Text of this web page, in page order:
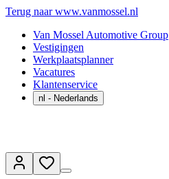
Terug naar www.vanmossel.nl
Van Mossel Automotive Group
Vestigingen
Werkplaatsplanner
Vacatures
Klantenservice
nl - Nederlands